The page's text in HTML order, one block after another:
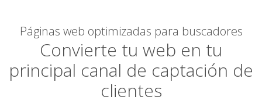
Páginas web optimizadas para buscadores
Convierte tu web en tu
principal canal de captación de
clientes